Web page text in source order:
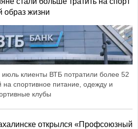
образ жизни
клиенты ВТБ потратили более 52
на спортивное питание, одежду и
клубы
открылся «Профсоюзный